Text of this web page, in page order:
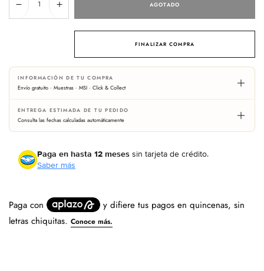
Reducir
cantidad
in
the
Aumentar
cantidad
para
Party
in
the
AGOTADO
FINALIZAR COMPRA
INFORMACIÓN DE TU COMPRA
Envío gratuito · Muestras · MSI · Click & Collect
ENTREGA ESTIMADA DE TU PEDIDO
Consulta las fechas calculadas automáticamente
Paga en hasta 12 meses sin tarjeta de crédito.
Saber más